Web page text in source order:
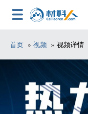
首页 » 视频 » 视频详情